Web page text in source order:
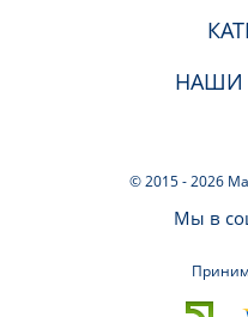
НАШИ
© 2015 -2026
Мы в